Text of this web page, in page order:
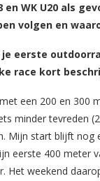
en WK U20 als
volgen en
eerste
race kort
een 200 en 300
minder tevreden
Mijn start blijft nog
eerste 400 meter
Het weekend